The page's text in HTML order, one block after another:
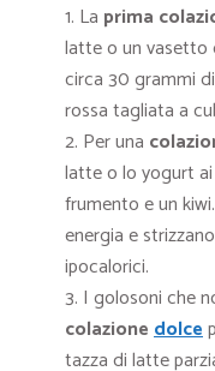
La prima
latte o un vasetto
circa 30 grammi
rossa tagliata a
Per una
latte o lo yogurt
frumento e un
energia e
ipocalorici.
I golosoni che
colazionedolce
tazza di latte